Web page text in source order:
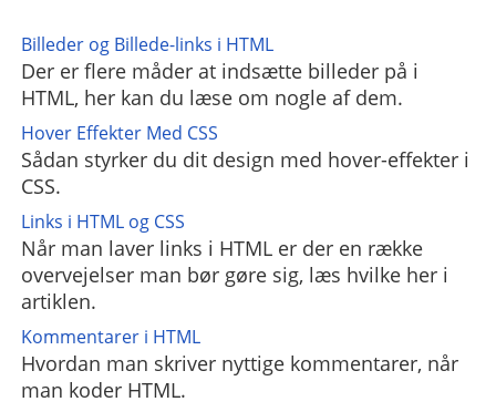
Billeder og Billede-links i HTML
Der er flere måder at indsætte billeder på i
HTML, her kan du læse om nogle af dem.
Hover Effekter Med CSS
Sådan styrker du dit design med hover-effekter i
CSS.
Links i HTML og CSS
Når man laver links i HTML er der en række
overvejelser man bør gøre sig, læs hvilke her i
artiklen.
Kommentarer i HTML
Hvordan man skriver nyttige kommentarer, når
man koder HTML.